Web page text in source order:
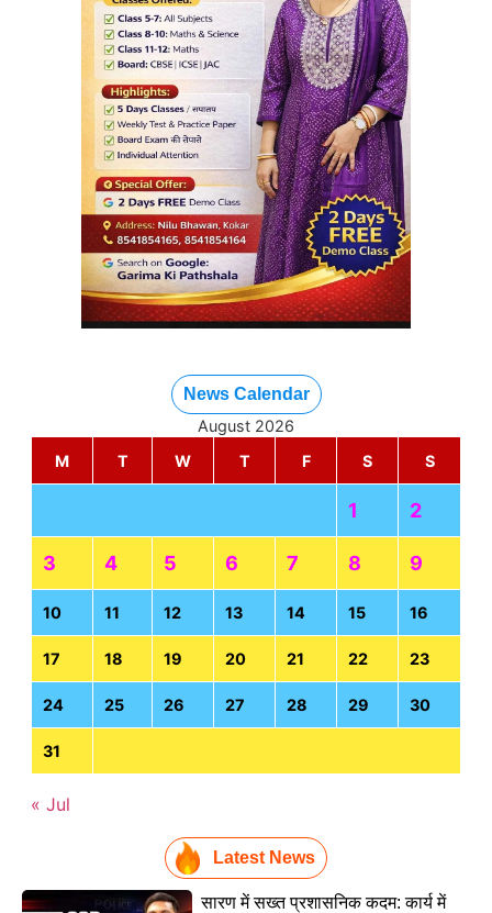
News Calendar
August 2026
M
T W T F S S
1 2
3 4 5 6 7 8 9
10 11 12 13 14 15 16
17 18 19 20 21 22 23
24 25 26 27 28 29 30
31
« Jul
Latest News
सारण में सख्त प्रशासनिक कदम: कार्य में